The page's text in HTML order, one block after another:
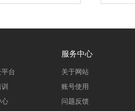
台
心
服务中心
关于网站
账号使用
问题反馈